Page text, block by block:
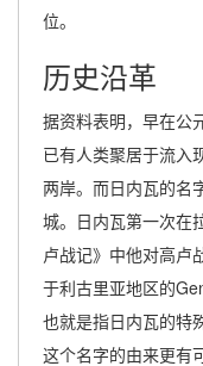
位。
历史沿革
据资料表明，早在公
已有人类聚居于流入
两岸。而日内瓦的名
城。日内瓦第一次在
卢战记》中他对高卢
于利古里亚地区的
也就是指日内瓦的特
这个名字的由来更有